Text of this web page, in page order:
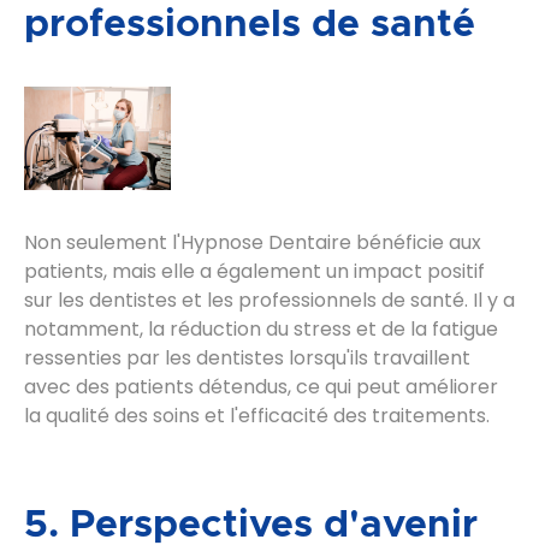
professionnels de santé
Non seulement l'Hypnose Dentaire bénéficie aux
patients, mais elle a également un impact positif
sur les dentistes et les professionnels de santé. Il y a
notamment, la réduction du stress et de la fatigue
ressenties par les dentistes lorsqu'ils travaillent
avec des patients détendus, ce qui peut améliorer
la qualité des soins et l'efficacité des traitements.
5. Perspectives d'avenir